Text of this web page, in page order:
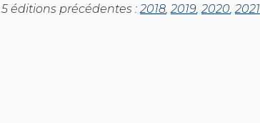
éditions précédentes : 2018, 2019, 2020, 2021